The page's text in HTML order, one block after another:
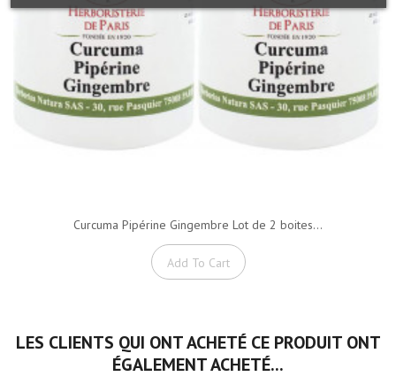
Curcuma Pipérine Gingembre Lot de 2 boites...
Add To Cart
LES CLIENTS QUI ONT ACHETÉ CE PRODUIT ONT
ÉGALEMENT ACHETÉ...